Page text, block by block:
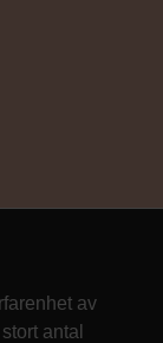
av
antal